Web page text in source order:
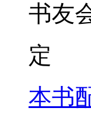
书友
定
本书